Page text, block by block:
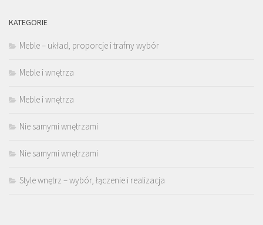
KATEGORIE
Meble – układ, proporcje i trafny wybór
Meble i wnętrza
Meble i wnętrza
Nie samymi wnętrzami
Nie samymi wnętrzami
Style wnętrz – wybór, łączenie i realizacja